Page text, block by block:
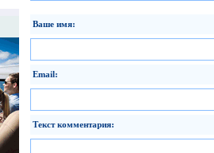
Ваше имя:
Email:
Текст комментария: